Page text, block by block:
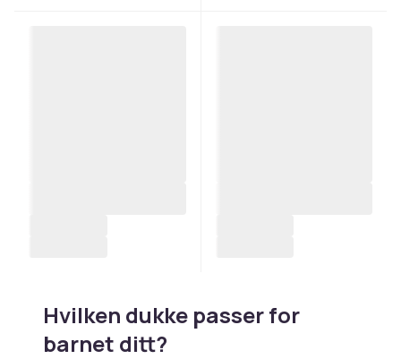
Hvilken dukke passer for
barnet ditt?